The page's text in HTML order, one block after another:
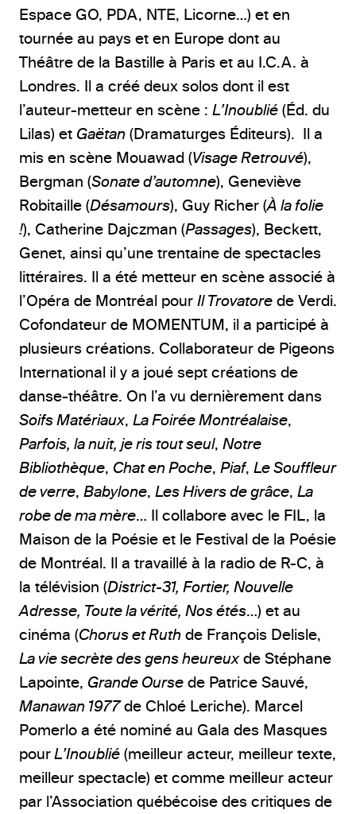
Espace GO, PDA, NTE, Licorne…) et en
tournée au pays et en Europe dont au
Théâtre de la Bastille à Paris et au I.C.A. à
Londres. Il a créé deux solos dont il est
l’auteur-metteur en scène : L’Inoublié (Éd. du
Lilas) et Gaëtan (Dramaturges Éditeurs). Il a
mis en scène Mouawad (Visage Retrouvé),
Bergman (Sonate d’automne), Geneviève
Robitaille (Désamours), Guy Richer (À la folie
!), Catherine Dajczman (Passages), Beckett,
Genet, ainsi qu’une trentaine de spectacles
littéraires. Il a été metteur en scène associé à
l’Opéra de Montréal pour Il Trovatore de Verdi.
Cofondateur de MOMENTUM, il a participé à
plusieurs créations. Collaborateur de Pigeons
International il y a joué sept créations de
danse-théâtre. On l’a vu dernièrement dans
Soifs Matériaux, La Foirée Montréalaise,
Parfois, la nuit, je ris tout seul, Notre
Bibliothèque, Chat en Poche, Piaf, Le Souffleur
de verre, Babylone, Les Hivers de grâce, La
robe de ma mère… Il collabore avec le FIL, la
Maison de la Poésie et le Festival de la Poésie
de Montréal. Il a travaillé à la radio de R-C, à
la télévision (District-31, Fortier, Nouvelle
Adresse, Toute la vérité, Nos étés…) et au
cinéma (Chorus et Ruth de François Delisle,
La vie secrète des gens heureuxde Stéphane
Lapointe, Grande Ourse de Patrice Sauvé,
Manawan 1977de Chloé Leriche). Marcel
Pomerlo a été nominé au Gala des Masques
pourL’Inoublié (meilleur acteur, meilleur texte,
meilleur spectacle) et comme meilleur acteur
par l’Association québécoise des critiques de